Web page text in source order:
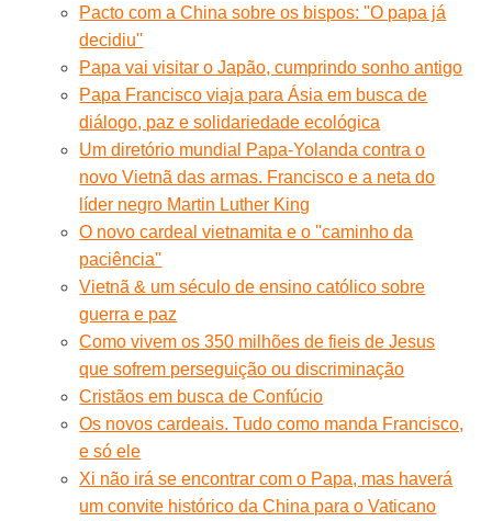
Pacto com a China sobre os bispos: ''O papa já
decidiu''
Papa vai visitar o Japão, cumprindo sonho antigo
Papa Francisco viaja para Ásia em busca de
diálogo, paz e solidariedade ecológica
Um diretório mundial Papa-Yolanda contra o
novo Vietnã das armas. Francisco e a neta do
líder negro Martin Luther King
O novo cardeal vietnamita e o ''caminho da
paciência''
Vietnã & um século de ensino católico sobre
guerra e paz
Como vivem os 350 milhões de fieis de Jesus
que sofrem perseguição ou discriminação
Cristãos em busca de Confúcio
Os novos cardeais. Tudo como manda Francisco,
e só ele
Xi não irá se encontrar com o Papa, mas haverá
um convite histórico da China para o Vaticano